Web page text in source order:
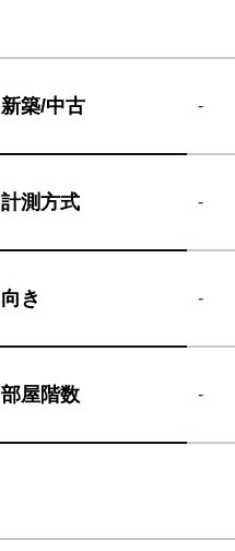
新築/中古 -
計測方式 -
向き -
部屋階数 -